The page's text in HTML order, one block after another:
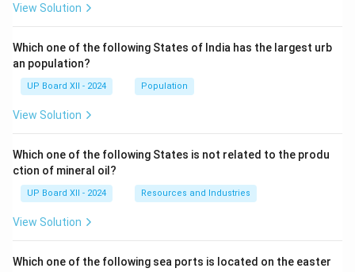
View Solution
Which one of the following States of India has the largest urb
an population?
UP Board XII - 2024 Population
View Solution
Which one of the following States is not related to the produ
ction of mineral oil?
UP Board XII - 2024 Resources and Industries
View Solution
Which one of the following sea ports is located on the easter